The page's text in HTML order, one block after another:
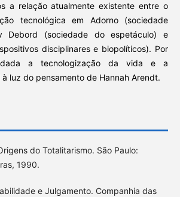
a relação atualmente existente entre o
tecnológica em Adorno (sociedade
Debord (sociedade do espetáculo) e
disciplinares e biopolíticos). Por
a tecnologização da vida e a
luz do pensamento de Hannah Arendt.
do Totalitarismo. São Paulo:
1990.
e Julgamento. Companhia das